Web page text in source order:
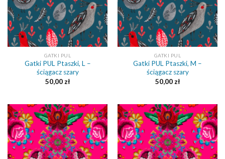
GATKI PUL
Gatki PUL Ptaszki, L –
ściągacz szary
50,00 zł
GATKI PUL
Gatki PUL Ptaszki, M –
ściągacz szary
50,00 zł